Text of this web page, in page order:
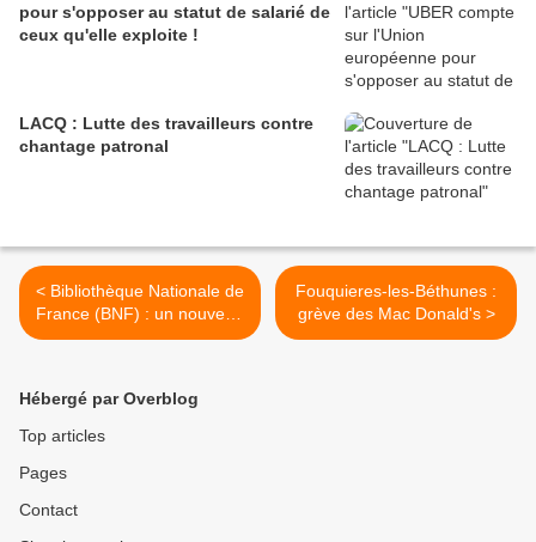
pour s'opposer au statut de salarié de
ceux qu'elle exploite !
LACQ : Lutte des travailleurs contre
chantage patronal
< Bibliothèque Nationale de
France (BNF) : un nouveau
suicide sur le lieu même du
Fouquieres-les-Béthunes :
grève des Mac Donald's >
Hébergé par Overblog
Top articles
Pages
Contact